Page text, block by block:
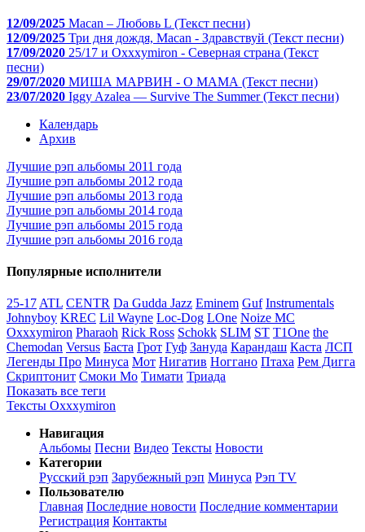
12/09/2025 Macan – Любовь L (Текст песни)
12/09/2025 Три дня дождя, Macan - Здравствуй (Текст песни)
17/09/2020 25/17 и Oxxxymiron - Северная страна (Текст
песни)
29/07/2020 МИША МАРВИН - О МАМА (Текст песни)
23/07/2020 Iggy Azalea — Survive The Summer (Текст песни)
Календарь
Архив
Лучшие рэп альбомы 2011 года
Лучшие рэп альбомы 2012 года
Лучшие рэп альбомы 2013 года
Лучшие рэп альбомы 2014 года
Лучшие рэп альбомы 2015 года
Лучшие рэп альбомы 2016 года
Популярные исполнители
25-17 ATL CENTR Da Gudda Jazz Eminem Guf Instrumentals
Johnyboy KREC Lil Wayne Loc-Dog LOne Noize MC
Oxxxymiron Pharaoh Rick Ross Schokk SLIM ST T1One the
Chemodan Versus Баста Грот Гуф Зануда Карандаш Каста ЛСП
Легенды Про Минуса Мот Нигатив Ноггано Птаха Рем Дигга
Скриптонит Смоки Мо Тимати Триада
Показать все теги
Тексты Oxxxymiron
Навигация
Альбомы Песни Видео Тексты Новости
Категории
Русский рэп Зарубежный рэп Минуса Рэп TV
Пользователю
Главная Последние новости Последние комментарии
Регистрация Контакты